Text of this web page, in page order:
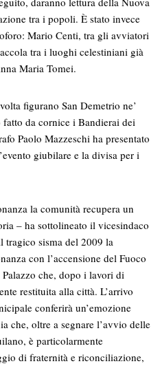
tra i popoli. È stato invece
Mario Centi, tra gli avviatori
tra i luoghi celestiniani già
Maria Tomei.
figurano San Demetrio ne’
fatto da cornice i Bandierai dei
Paolo Mazzeschi ha presentato
giubilare e la divisa per i
la comunità recupera un
– ha sottolineato il vicesindaco
tragico sisma del 2009 la
con l’accensione del Fuoco
che, dopo i lavori di
restituita alla città. L’arrivo
conferirà un’emozione
che, oltre a segnare l’avvio delle
è particolarmente
di fraternità e riconciliazione,